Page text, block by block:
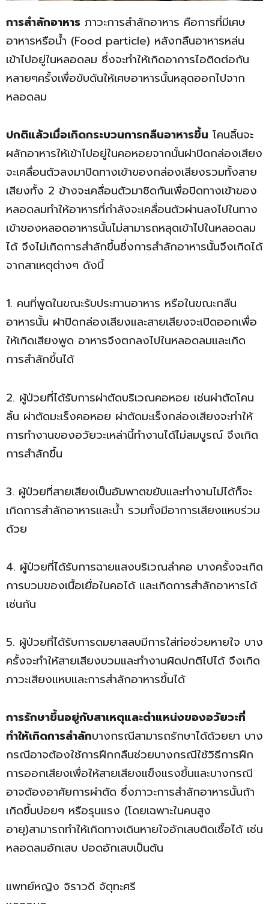
การสำลักอาหาร ภาวะการสำลักอาหาร คือการที่มีเศษ
อาหารหรือน้ำ (Food particle) หลังกลืนอาหารหล่น
เข้าไปอยู่ในหลอดลม ซึ่งจะทำให้เกิดอาการไอติดต่อกัน
หลายๆครั้งเพื่อขับดันให้เศษอาหารนั้นหลุดออกไปจาก
หลอดลม
ปกติแล้วเมื่อเกิดกระบวนการกลืนอาหารขึ้น โคนลิ้นจะ
ผลักอาหารให้เข้าไปอยู่ในคอหอยจากนั้นฝาปิดกล่องเสียง
จะเคลื่อนตัวลงมาปิดทางเข้าของกล่องเสียงรวมทั้งสาย
เสียงทั้ง 2 ข้างจะเคลื่อนตัวมาชิดกันเพื่อปิดทางเข้าของ
หลอดลมทำให้อาหารที่กำลังจะเคลื่อนตัวผ่านลงไปในทาง
เข้าของหลอดอาหารนั้นไม่สามารถหลุดเข้าไปในหลอดลม
ได้ จึงไม่เกิดการสำลักขึ้นซึ่งการสำลักอาหารนั้นจึงเกิดได้
จากสาเหตุต่างๆ ดังนี้
1. คนที่พูดในขณะรับประทานอาหาร หรือในขณะกลืน
อาหารนั้น ฝาปิดกล่องเสียงและสายเสียงจะเปิดออกเพื่อ
ให้เกิดเสียงพูด อาหารจึงตกลงไปในหลอดลมและเกิด
การสำลักขึ้นได้
2. ผู้ป่วยที่ได้รับการผ่าตัดบริเวณคอหอย เช่นผ่าตัดโคน
ลิ้น ผ่าตัดมะเร็งคอหอย ผ่าตัดมะเร็งกล่องเสียงจะทำให้
การทำงานของอวัยวะเหล่านี้ทำงานได้ไม่สมบูรณ์ จึงเกิด
การสำลักขึ้น
3. ผู้ป่วยที่สายเสียงเป็นอัมพาตขยับและทำงานไม่ได้ก็จะ
เกิดการสำลักอาหารและน้ำ รวมทั้งมีอาการเสียงแหบร่วม
ด้วย
4. ผู้ป่วยที่ได้รับการฉายแสงบริเวณลำคอ บางครั้งจะเกิด
การบวมของเนื้อเยื่อในคอได้ และเกิดการสำลักอาหารได้
เช่นกัน
5. ผู้ป่วยที่ได้รับการดมยาสลบมีการใส่ท่อช่วยหายใจ บาง
ครั้งจะทำให้สายเสียงบวมและทำงานผิดปกติไปได้ จึงเกิด
ภาวะเสียงแหบและการสำลักอาหารขึ้นได้
การรักษาขึ้นอยู่กับสาเหตุและตำแหน่งของอวัยวะที่
ทำให้เกิดการสำลักบางกรณีสามารถรักษาได้ด้วยยา บาง
กรณีอาจต้องใช้การฝึกกลืนช่วยบางกรณีใช้วิธีการฝึก
การออกเสียงเพื่อให้สายเสียงแข็งแรงขึ้นและบางกรณี
อาจต้องอาศัยการผ่าตัด ซึ่งภาวะการสำลักอาหารนั้นถ้า
เกิดขึ้นบ่อยๆ หรือรุนแรง (โดยเฉพาะในคนสูง
อายุ)สามารถทำให้เกิดทางเดินหายใจอักเสบติดเชื้อได้ เช่น
หลอดลมอักเสบ ปอดอักเสบเป็นต้น
แพทย์หญิง จิราวดี จัตุทะศรี